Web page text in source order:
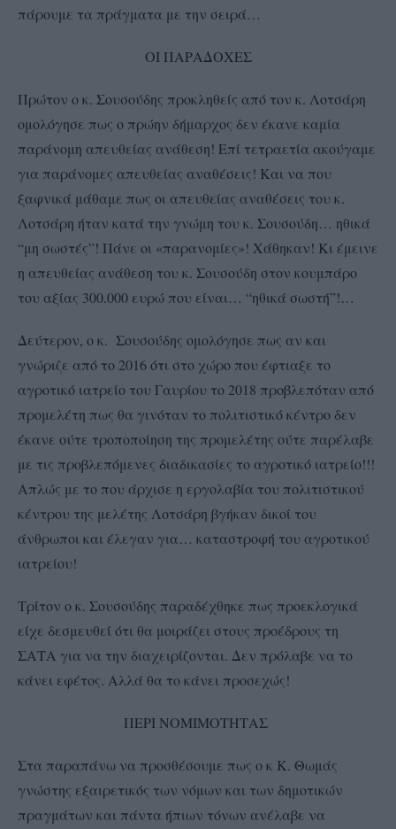
πάρουμε τα πράγματα με την σειρά…
ΟΙ ΠΑΡΑΔΟΧΕΣ
Πρώτον ο κ. Σουσούδης προκληθείς από τον κ. Λοτσάρη
ομολόγησε πως ο πρώην δήμαρχος δεν έκανε καμία
παράνομη απευθείας ανάθεση! Επί τετραετία ακούγαμε
για παράνομες απευθείας αναθέσεις! Και να που
ξαφνικά μάθαμε πως οι απευθείας αναθέσεις του κ.
Λοτσάρη ήταν κατά την γνώμη του κ. Σουσούδη… ηθικά
“μη σωστές”! Πάνε οι «παρανομίες»! Χάθηκαν! Κι έμεινε
η απευθείας ανάθεση του κ. Σουσούδη στον κουμπάρο
του αξίας 300.000 ευρώ που είναι… “ηθικά σωστή”!…
Δεύτερον, ο κ. Σουσούδης ομολόγησε πως αν και
γνώριζε από το 2016 ότι στο χώρο που έφτιαξε το
αγροτικό ιατρείο του Γαυρίου το 2018 προβλεπόταν από
προμελέτη πως θα γινόταν το πολιτιστικό κέντρο δεν
έκανε ούτε τροποποίηση της προμελέτης ούτε παρέλαβε
με τις προβλεπόμενες διαδικασίες το αγροτικό ιατρείο!!!
Απλώς με το που άρχισε η εργολαβία του πολιτιστικού
κέντρου της μελέτης Λοτσάρη βγήκαν δικοί του
άνθρωποι και έλεγαν για… καταστροφή του αγροτικού
ιατρείου!
Τρίτον ο κ. Σουσούδης παραδέχθηκε πως προεκλογικά
είχε δεσμευθεί ότι θα μοιράζει στους προέδρους τη
ΣΑΤΑ για να την διαχειρίζονται. Δεν πρόλαβε να το
κάνει εφέτος. Αλλά θα το κάνει προσεχώς!
ΠΕΡΙ ΝΟΜΙΜΟΤΗΤΑΣ
Στα παραπάνω να προσθέσουμε πως ο κ Κ. Θωμάς
γνώστης εξαιρετικός των νόμων και των δημοτικών
πραγμάτων και πάντα ήπιων τόνων ανέλαβε να